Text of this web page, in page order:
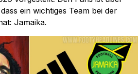
ein wichtiges Team bei der
Jamaika.